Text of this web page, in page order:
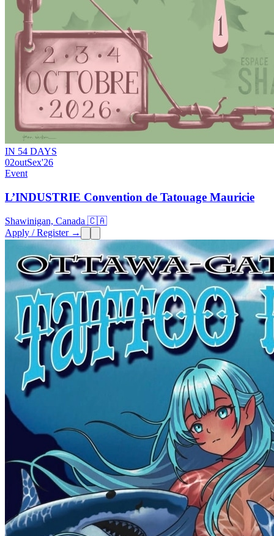
IN 54 DAYS
02outSex'26
Event
L’INDUSTRIE Convention de Tatouage Mauricie
Shawinigan, Canada 🇨🇦
Apply / Register →